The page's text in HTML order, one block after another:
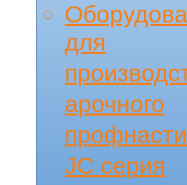
для
арочного
JC серия